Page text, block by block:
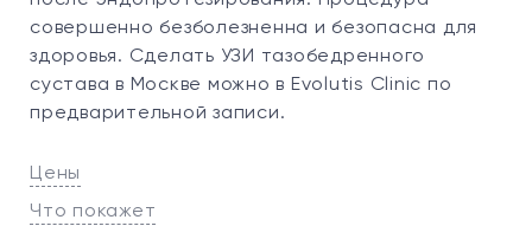
Цены
Что покажет
совершенно безболезненна и безопасна для
здоровья. Сделать УЗИ тазобедренного
сустава в Москве можно в Evolutis Clinic по
предварительной записи.